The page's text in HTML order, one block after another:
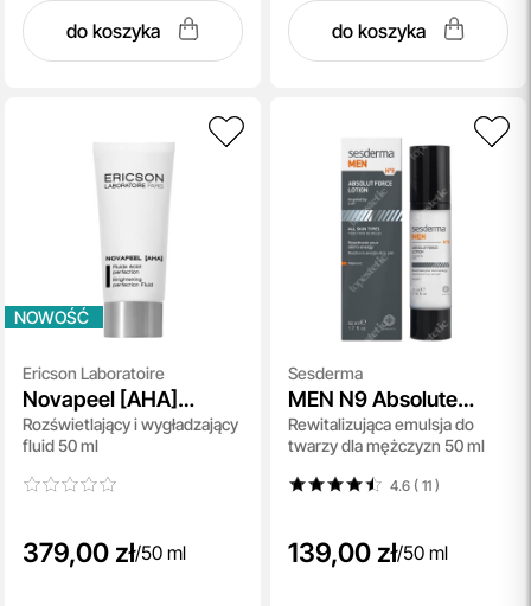
do koszyka do koszyka
NOWOŚĆ
Ericson Laboratoire
Novapeel [AHA]
Brightening Perfection
Fluid
Rozświetlający i wygładzający
fluid 50 ml
379,00 zł/50 ml
Sesderma
MEN N9 Absolute
Force Lotion
Rewitalizująca emulsja do
twarzy dla mężczyzn 50 ml
4.6 ( 11)
139,00 zł/50 ml